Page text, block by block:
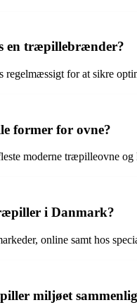
en træpillebrænder?
for at sikre
former for ovne?
moderne træpilleovne og
i Danmark?
online samt hos
miljøet